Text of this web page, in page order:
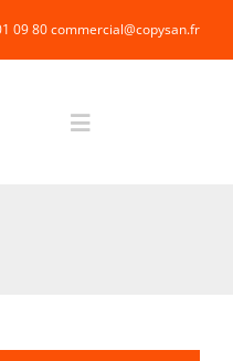
09 80commercial@copysan.fr
Toggle